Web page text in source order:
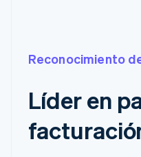
Reconocimiento
Líder en